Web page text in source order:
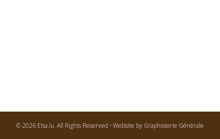
© 2026 Elsa.lu. All Rights Reserved • Website by Graphisterie Générale